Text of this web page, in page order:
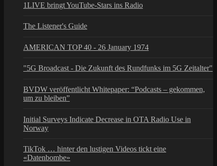
1LIVE bringt YouTube-Stars ins Radio
The Listener's Guide
AMERICAN TOP 40 - 26 January 1974
"5G Broadcast - Die Zukunft des Rundfunks im 5G Zeitalter"
BVDW veröffentlicht Whitepaper: “Podcasts – gekommen,
um zu bleiben”
Initial Surveys Indicate Decrease in OTA Radio Use in
Norway
TikTok … hinter den lustigen Videos tickt eine
«Datenbombe»